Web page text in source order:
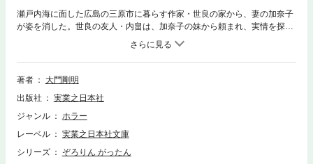
瀬戸内海に面した広島の三原市に暮らす作家・世良の家から、妻の加奈子
が姿を消した。世良の友人・内畠は、加奈子の妹から頼まれ、実情を探ろ
うと世良の家を訪ねる。しかし、世良は話を逸らすばかりで、それよりも
執筆中の原稿を読んでほしいと内畠に頼んだ。寡作で、世間からも忘れ去
られている世良だが、いま書いている作品は「話題になって大ヒット間違
いなしだ」と豪語する。それは、日本各地に伝わる怪談に起因する、不可
られた最初の作品のページをめくった……。「座敷わらし」「言うな地
蔵」「河童の雨乞い」「吉作落とし」「チロリン橋」「ぞろりん がった
るのは恐怖か、感動か!? 横溝正史ミステリ大賞出身で社会派ミステリー
の新鋭による、初の短編集!!
著者
大門剛明
出版社
実業之日本社
ジャンル
ホラー
レーベル
実業之日本社文庫
シリーズ
ぞろりん がったん